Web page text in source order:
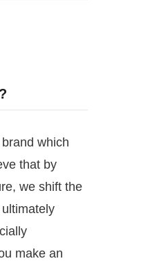
which
that by
we shift the
make an